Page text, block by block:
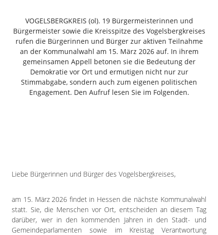
Grebenau
Grebenhain
Herbstein
Kirtorf
Lautertal
Mücke
Schwalmtal
Gießen
Impressum
Datenschutzerklärung
VOGELSBERGKREIS (ol). 19 Bürgermeisterinnen und
Bürgermeister sowie die Kreisspitze des Vogelsbergkreises
rufen die Bürgerinnen und Bürger zur aktiven Teilnahme
an der Kommunalwahl am 15. März 2026 auf. In ihrem
gemeinsamen Appell betonen sie die Bedeutung der
Demokratie vor Ort und ermutigen nicht nur zur
Stimmabgabe, sondern auch zum eigenen politischen
Engagement. Den Aufruf lesen Sie im Folgenden.
Liebe Bürgerinnen und Bürger des Vogelsbergkreises,
am 15. März 2026 findet in Hessen die nächste Kommunalwahl
statt. Sie, die Menschen vor Ort, entscheiden an diesem Tag
darüber, wer in den kommenden Jahren in den Stadt- und
Gemeindeparlamenten sowie im Kreistag Verantwortung